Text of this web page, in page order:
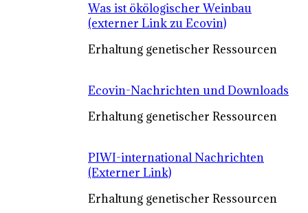
Was ist ökölogischer Weinbau
(externer Link zu Ecovin)
Erhaltung genetischer Ressourcen
Ecovin-Nachrichten und Downloads
Erhaltung genetischer Ressourcen
PIWI-international Nachrichten
(Externer Link)
Erhaltung genetischer Ressourcen